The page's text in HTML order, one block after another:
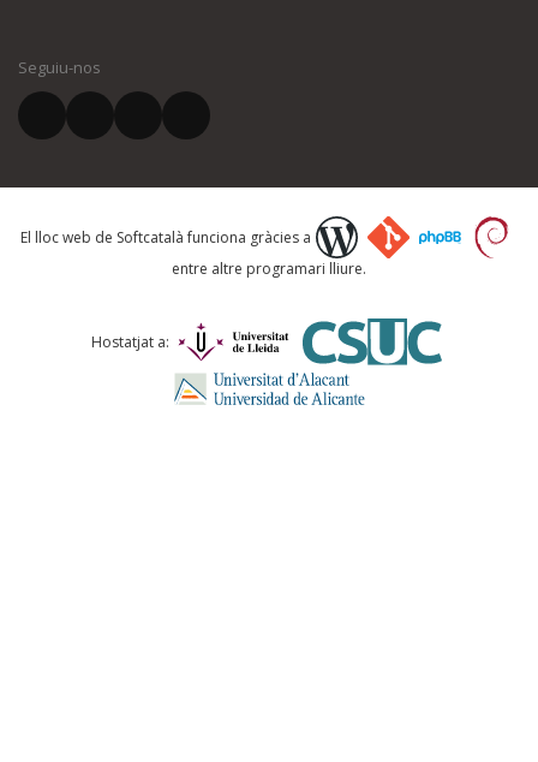
El vostre correu electrònic *
Què proposeu?
Comentari *
Seguiu-nos
El lloc web de Softcatalà funciona gràcies a
entre altre programari lliure.
Hostatjat a: